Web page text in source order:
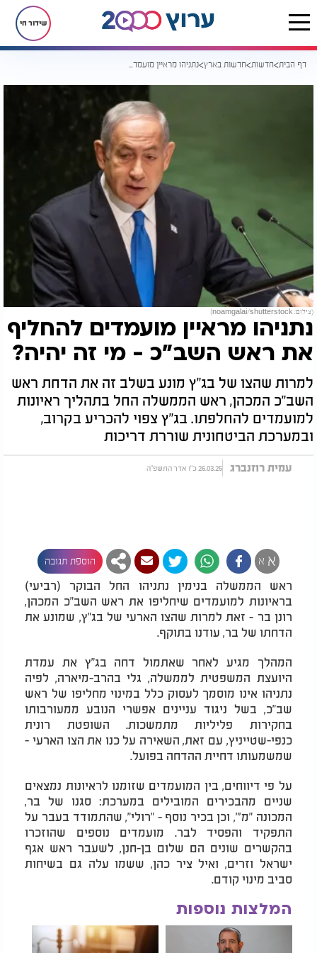
שידור חי
דף הבית חדשות חדשות בארץ נתניהו מראיין מועמדים להחליף את ראש השב"כ - מי זה יהיה?
(צילום: noamgalai/shutterstock)
נתניהו מראיין מועמדים להחליף
את ראש השב"כ - מי זה יהיה?
למרות שהצו של בג"ץ מונע בשלב זה את הדחת ראש
השב"כ המכהן, ראש הממשלה החל בתהליך ראיונות
למועמדים להחלפתו. בג"ץ צפוי להכריע בקרוב,
ובמערכת הביטחונית שוררת דריכות
עמית רוזנברג 26.03.25 כ"ו אדר התשפ"ה
א א הוספת תגובה
ראש הממשלה בנימין נתניהו החל הבוקר (רביעי)
בראיונות למועמדים שיחליפו את ראש השב"כ המכהן,
רונן בר - זאת למרות שהצו הארעי של בג"ץ, שמונע את
הדחתו של בר, עודנו בתוקף.
המהלך מגיע לאחר שאתמול דחה בג"ץ את עמדת
היועצת המשפטית לממשלה, גלי בהרב-מיארה, לפיה
נתניהו אינו מוסמך לעסוק כלל במינוי מחליפו של ראש
שב"כ, בשל ניגוד עניינים אפשרי הנובע ממעורבותו
בחקירות פליליות מתמשכות. השופטת רונית
כנפי-שטייניץ, עם זאת, השאירה על כנו את הצו הארעי -
שמשמעותו דחיית ההדחה בפועל.
על פי דיווחים, בין המועמדים שזומנו לראיונות נמצאים
שניים מהבכירים המובילים במערכת: סגנו של בר,
המכונה "מ'", וכן בכיר נוסף - "רולי", שהתמודד בעבר על
התפקיד והפסיד לבר. מועמדים נוספים שהוזכרו
בהקשרים שונים הם שלום בן-חנן, לשעבר ראש אגף
ישראל וזרים, ואיל ציר כהן, ששמו עלה גם בשיחות
סביב מינוי קודם.
המלצות נוספות